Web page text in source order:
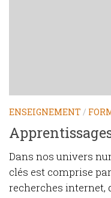
ENSEIGNEMENT /
Dans nos univers
clés est comprise
recherches internet,